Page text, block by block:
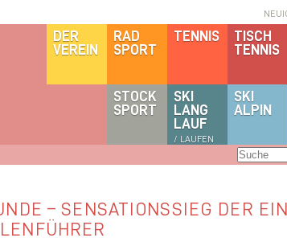
TISCH
TENNIS
TENNIS
RAD
SPORT
DER
VEREIN
SKI
ALPIN
SKI
LANG
LAUF
/ LAUFEN
STOCK
SPORT
– SENSATIONSSIEG DER